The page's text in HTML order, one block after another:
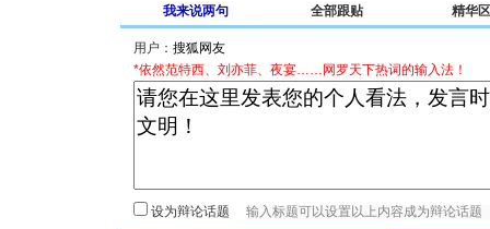
我来说两句 全部跟贴 精华区
用户：
*依然范特西、刘亦菲、夜宴……网罗天下热词的输入法！
设为辩论话题